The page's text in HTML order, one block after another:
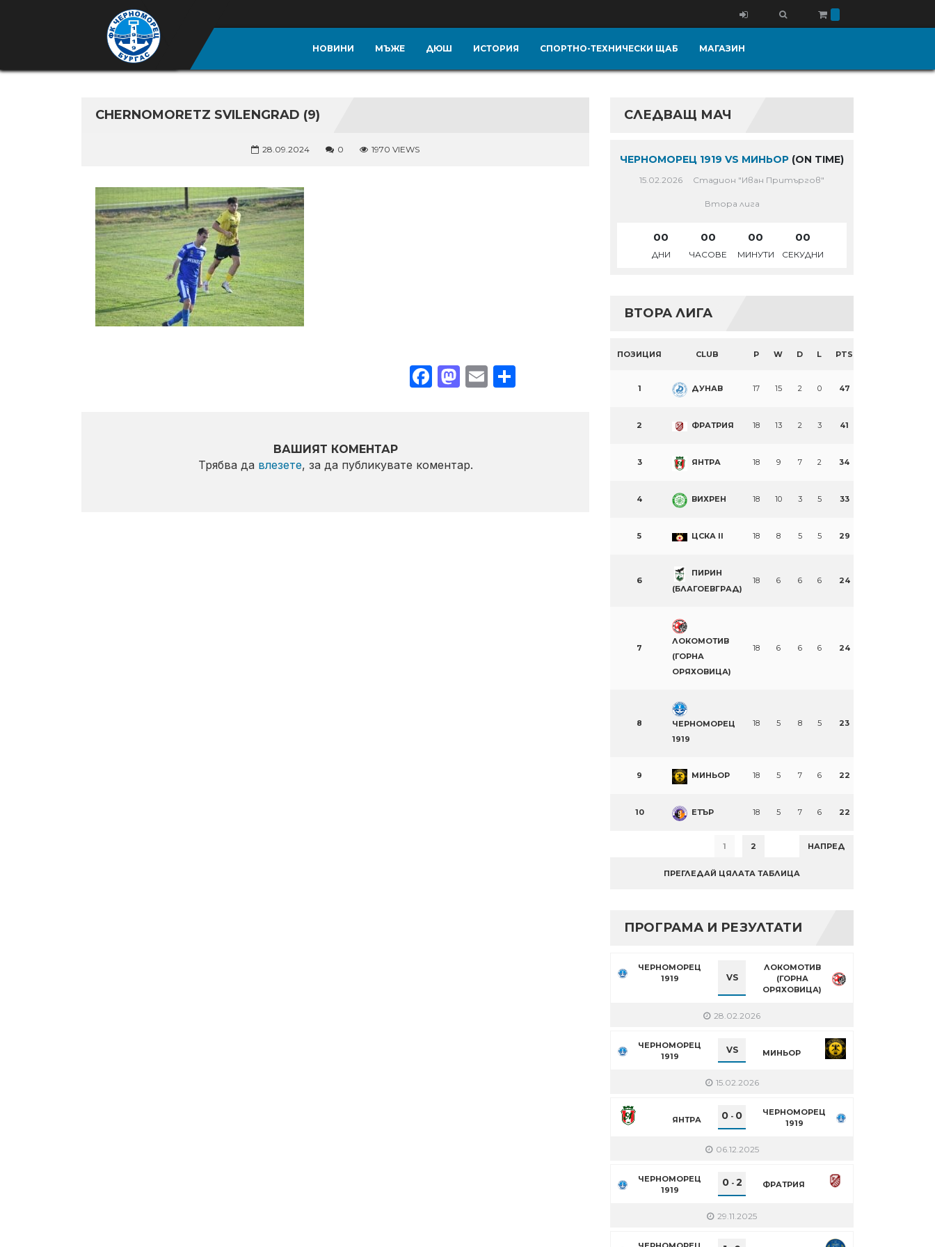
НОВИНИ МЪЖЕ ДЮШ ИСТОРИЯ СПОРТНО-ТЕХНИЧЕСКИ ЩАБ МАГАЗИН
CHERNOMORETZ SVILENGRAD (9)
28.09.2024 0 1970 VIEWS
Facebook
Mastodon
EmailShare
ВАШИЯТ КОМЕНТАР
Трябва да влезете, за да публикувате коментар.
СЛЕДВАЩ МАЧ
ЧЕРНОМОРЕЦ 1919 VS МИНЬОР (ON TIME)
15.02.2026 Стадион "Иван Притъргов"
Втора лига
00
ДНИ
00
ЧАСОВЕ
00
МИНУТИ
00
СЕКУДНИ
ВТОРА ЛИГА
ПОЗИЦИЯ CLUB P W D L PTS
1 ДУНАВ 17 15 2 0 47
2 ФРАТРИЯ 18 13 2 3 41
3 ЯНТРА 18 9 7 2 34
4 ВИХРЕН 18 10 3 5 33
5 ЦСКА II 18 8 5 5 29
6
ПИРИН
(БЛАГОЕВГРАД)
18 6 6 6 24
7
ЛОКОМОТИВ
(ГОРНА
ОРЯХОВИЦА)
18 6 6 6 24
8
ЧЕРНОМОРЕЦ
1919
18 5 8 5 23
9 МИНЬОР 18 5 7 6 22
10 ЕТЪР 18 5 7 6 22
1 2 НАПРЕД
ПРЕГЛЕДАЙ ЦЯЛАТА ТАБЛИЦА
ПРОГРАМА И РЕЗУЛТАТИ
ЧЕРНОМОРЕЦ
1919
VS
ЛОКОМОТИВ
(ГОРНА
ОРЯХОВИЦА)
28.02.2026
ЧЕРНОМОРЕЦ
1919
VS МИНЬОР
15.02.2026
ЯНТРА 0 - 0
ЧЕРНОМОРЕЦ
1919
06.12.2025
ЧЕРНОМОРЕЦ
1919
0- 2 ФРАТРИЯ
29.11.2025